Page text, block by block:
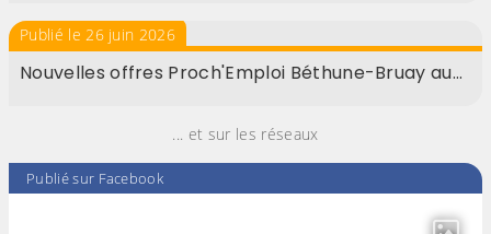
Publié le 26 juin 2026
Nouvelles offres Proch'Emploi Béthune-Bruay au…
... et sur les réseaux
Publié sur Facebook